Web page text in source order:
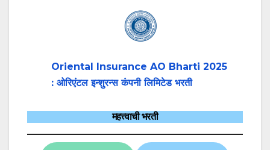
Oriental Insurance AO Bharti 2025
: ओरिएंटल इन्शुरन्स कंपनी लिमिटेड भरती
महत्त्वाची भरती